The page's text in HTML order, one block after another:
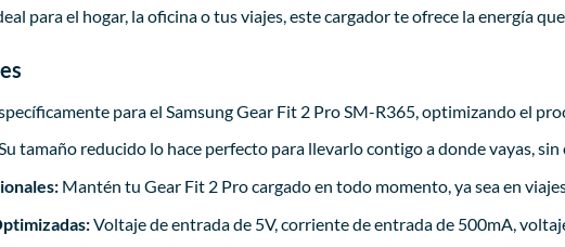
para el hogar, la oficina o tus viajes, este cargador te ofrece la energía
para el Samsung Gear Fit 2 Pro SM-R365, optimizando el
tamaño reducido lo hace perfecto para llevarlo contigo a donde vayas,
Mantén tu Gear Fit 2 Pro cargado en todo momento, ya sea en
Voltaje de entrada de 5V, corriente de entrada de 500mA,